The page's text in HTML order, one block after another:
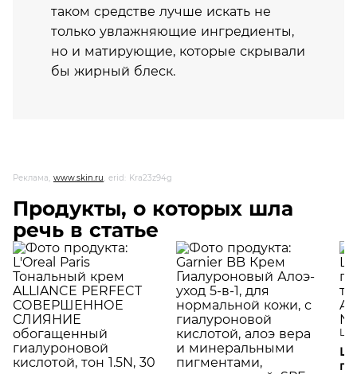
таком средстве лучше искать не
только увлажняющие ингредиенты,
но и матирующие, которые скрывали
бы жирный блеск.
Реклама, www.skin.ru, erid: Kra23z94g
Продукты, о которых шла
речь в статье